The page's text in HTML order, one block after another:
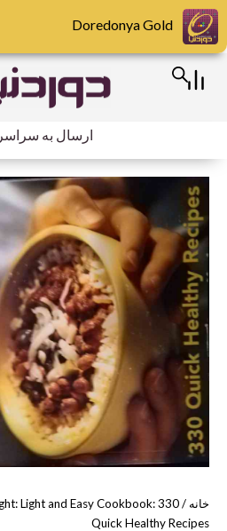
پرش
به
محتوا
ارسال به
خانه /
Light and Easy Cookbook: 330
Quick Healthy Recipes